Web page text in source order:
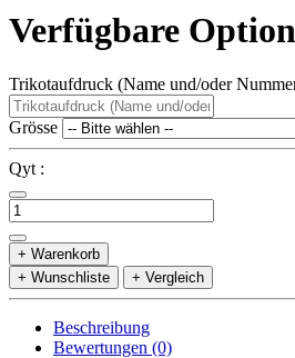
Verfügbare
Trikotaufdruck (Name und/oder
Grösse
Qyt :
+ Warenkorb
+ Wunschliste
+ Vergleich
Beschreibung
Bewertungen (0)